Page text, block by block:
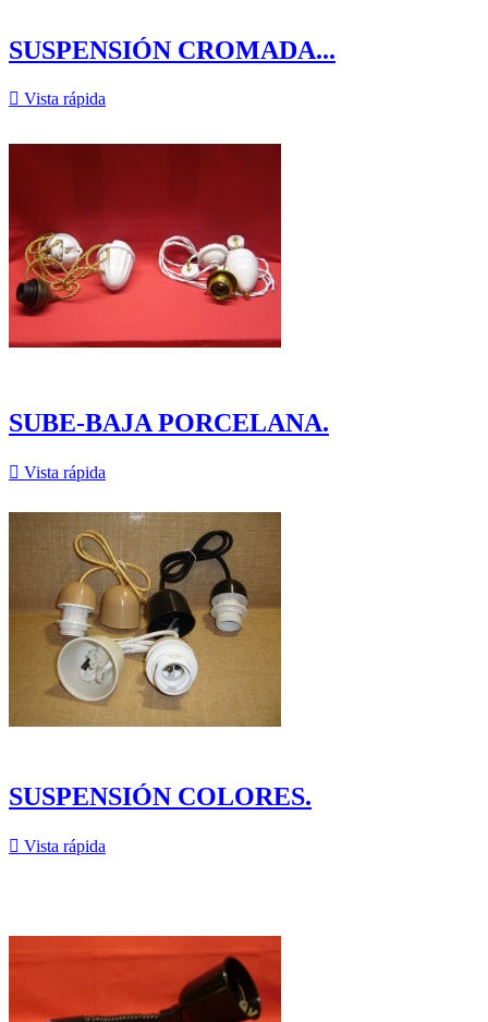
SUSPENSIÓN CROMADA...
 Vista rápida
SUBE-BAJA PORCELANA.
 Vista rápida
SUSPENSIÓN COLORES.
 Vista rápida